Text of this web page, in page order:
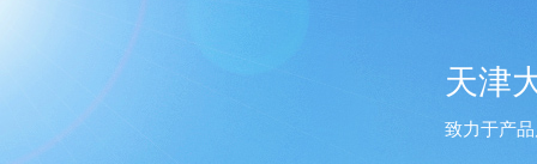
天津
致力于产